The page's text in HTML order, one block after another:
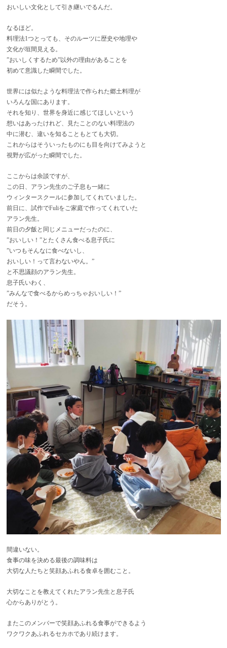
おいしい文化として引き継いでるんだ。
なるほど。
料理法1つとっても、そのルーツに歴史や地理や
文化が垣間見える。
”おいしくするため”以外の理由があることを
初めて意識した瞬間でした。
世界には似たような料理法で作られた郷土料理が
いろんな国にあります。
それを知り、世界を身近に感じてほしいという
想いはあったけれど、見たことのない料理法の
中に潜む、違いを知ることもとても大切。
これからはそういったものにも目を向けてみようと
視野が広がった瞬間でした。
ここからは余談ですが、
この日、アラン先生のご子息も一緒に
ウィンタースクールに参加してくれていました。
前日に、試作でFuliをご家庭で作ってくれていた
アラン先生。
前日の夕飯と同じメニューだったのに、
”おいしい！”とたくさん食べる息子氏に
”いつもそんなに食べないし、
おいしい！って言わないやん。”
と不思議顔のアラン先生。
息子氏いわく、
”みんなで食べるからめっちゃおいしい！”
だそう。
間違いない。
食事の味を決める最後の調味料は
大切な人たちと笑顔あふれる食卓を囲むこと。
大切なことを教えてくれたアラン先生と息子氏
心からありがとう。
またこのメンバーで笑顔あふれる食事ができるよう
ワクワクあふれるセカホであり続けます。